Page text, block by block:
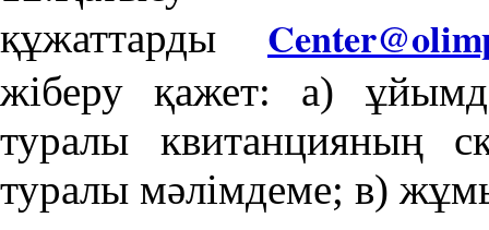
құжаттарды
жіберу қажет: а)
туралы квитанцияның
туралы мәлімдеме; в)